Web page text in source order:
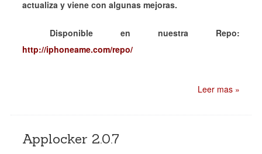
actualiza y viene con algunas mejoras.
Disponible en nuestra Repo:
http://iphoneame.com/repo/
Leer mas »
Applocker 2.0.7